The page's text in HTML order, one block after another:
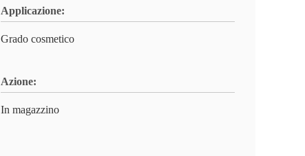
Applicazione:
Grado cosmetico
Azione:
In magazzino